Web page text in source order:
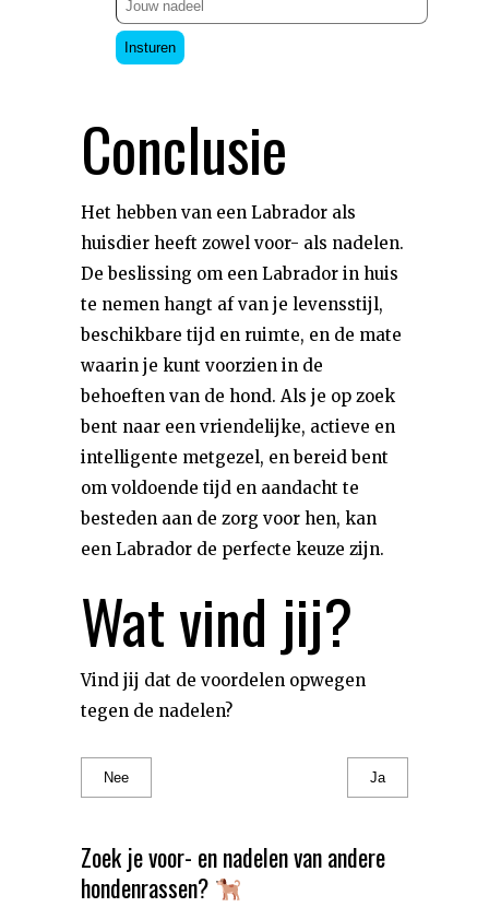
Insturen
Conclusie
Het hebben van een Labrador als
huisdier heeft zowel voor- als nadelen.
De beslissing om een Labrador in huis
te nemen hangt af van je levensstijl,
beschikbare tijd en ruimte, en de mate
waarin je kunt voorzien in de
behoeften van de hond. Als je op zoek
bent naar een vriendelijke, actieve en
intelligente metgezel, en bereid bent
om voldoende tijd en aandacht te
besteden aan de zorg voor hen, kan
een Labrador de perfecte keuze zijn.
Wat vind jij?
Vind jij dat de voordelen opwegen
tegen de nadelen?
Nee Ja
Zoek je voor- en nadelen van andere
hondenrassen?